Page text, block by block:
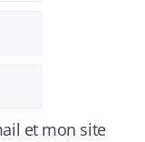
et mon site